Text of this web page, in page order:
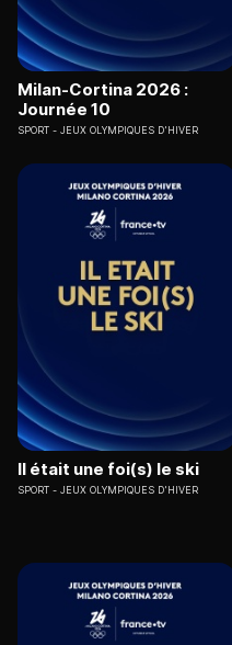
Milan-Cortina 2026 :
Journée 10
SPORT JEUX OLYMPIQUES D'HIVER
Il était une foi(s) le ski
SPORT JEUX OLYMPIQUES D'HIVER